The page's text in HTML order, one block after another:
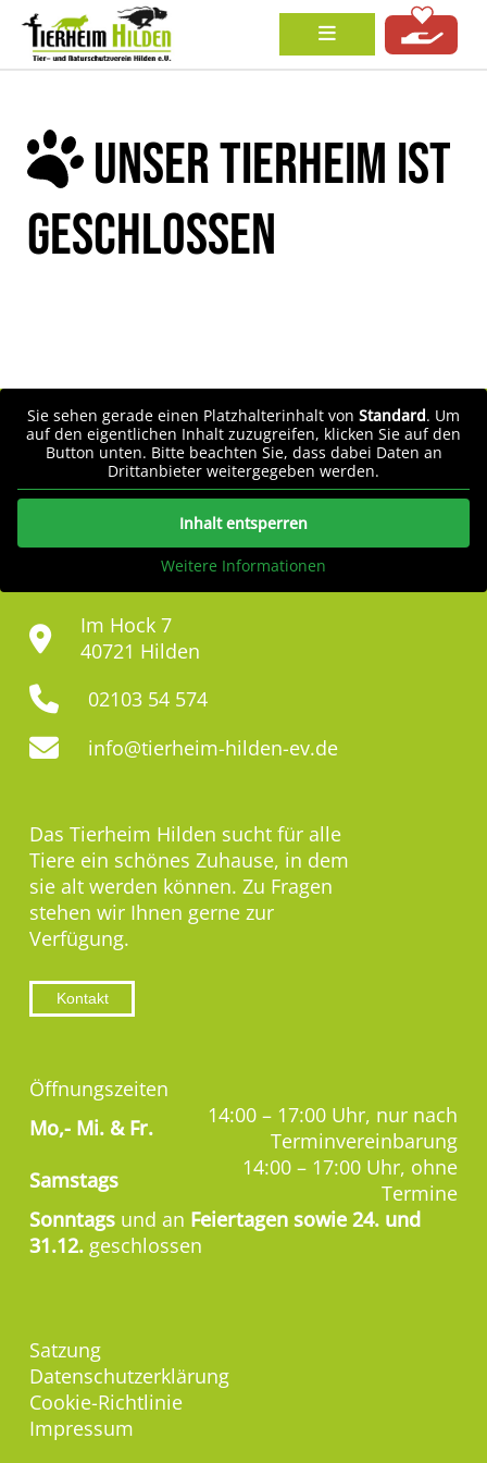
UNSER TIERHEIM IST
GESCHLOSSEN
Sie sehen gerade einen Platzhalterinhalt von Standard. Um
auf den eigentlichen Inhalt zuzugreifen, klicken Sie auf den
Button unten. Bitte beachten Sie, dass dabei Daten an
Drittanbieter weitergegeben werden.
Inhalt entsperren
Weitere Informationen
Im Hock 7
40721 Hilden
02103 54 574
info@tierheim-hilden-ev.de
Das Tierheim Hilden sucht für alle
Tiere ein schönes Zuhause, in dem
sie alt werden können. Zu Fragen
stehen wir Ihnen gerne zur
Verfügung.
Kontakt
Öffnungszeiten
Mo,- Mi. & Fr.
14:00 – 17:00 Uhr, nur nach
Terminvereinbarung
Samstags
14:00 – 17:00 Uhr, ohne
Termine
Sonntags und an Feiertagen sowie 24. und
31.12. geschlossen
Satzung
Datenschutzerklärung
Cookie-Richtlinie
Impressum